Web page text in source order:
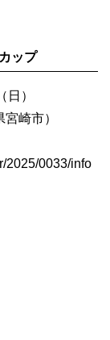
ップ
）
崎市）
2025/0033/info